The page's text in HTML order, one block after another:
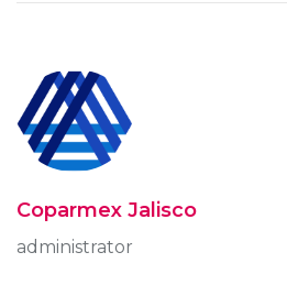
Coparmex Jalisco
administrator